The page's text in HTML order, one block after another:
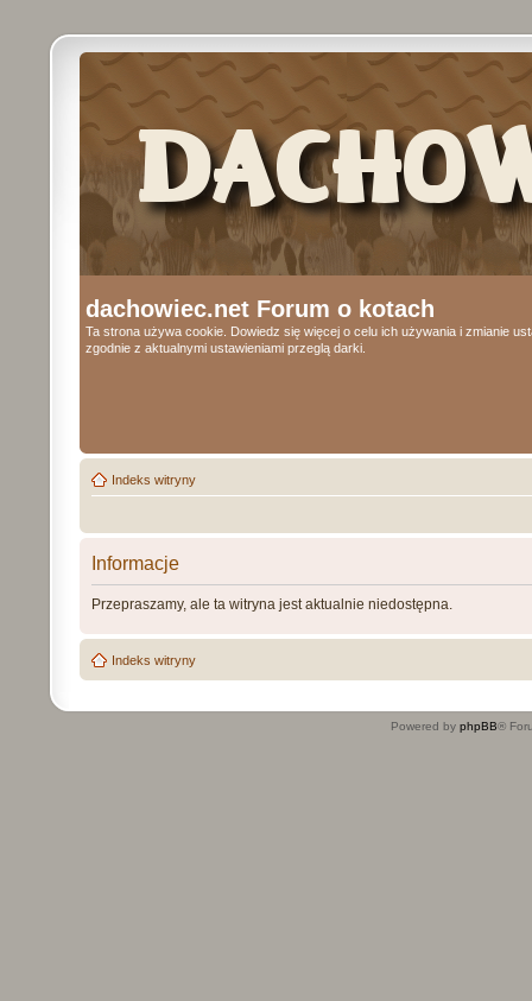
dachowiec.net Forum o kotach
Ta strona używa cookie. Dowiedz się więcej o celu ich używania i zmianie
zgodnie z aktualnymi ustawieniami przeglą darki.
Indeks witryny
Informacje
Przepraszamy, ale ta witryna jest aktualnie niedostępna.
Indeks witryny
Powered by phpBB®